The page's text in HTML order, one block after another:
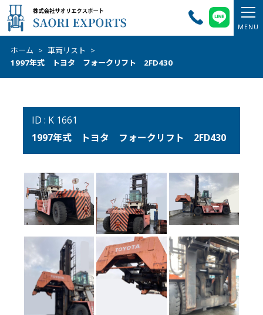
ホーム > 車両リスト >
1997年式 トヨタ フォークリフト 2FD430
ID : K 1661
1997年式 トヨタ フォークリフト 2FD430